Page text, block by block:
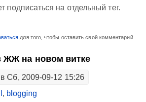
подписаться на отдельный тег.
для того, чтобы оставить свой комментарий.
ЖЖ на новом витке
в Сб, 2009-09-12 15:26
, blogging